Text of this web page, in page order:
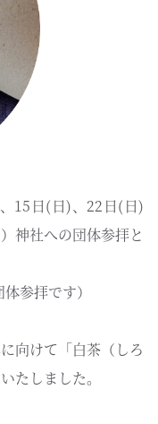
15日(日)、22日(日)
神社への団体参拝と
参拝です）
向けて「白茶（しろ
たしました。